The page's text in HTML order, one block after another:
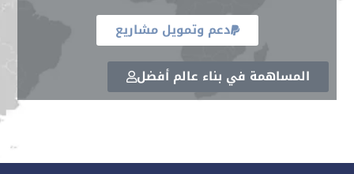
دعم وتمويل مشاريع
المساهمة في بناء عالم أفضل